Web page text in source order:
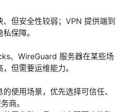
、但安全性较弱；VPN 提供端到
保障。
、WireGuard 服务器在某些场
但需要运维能力。
使用场景，优先选择可信任、
商。